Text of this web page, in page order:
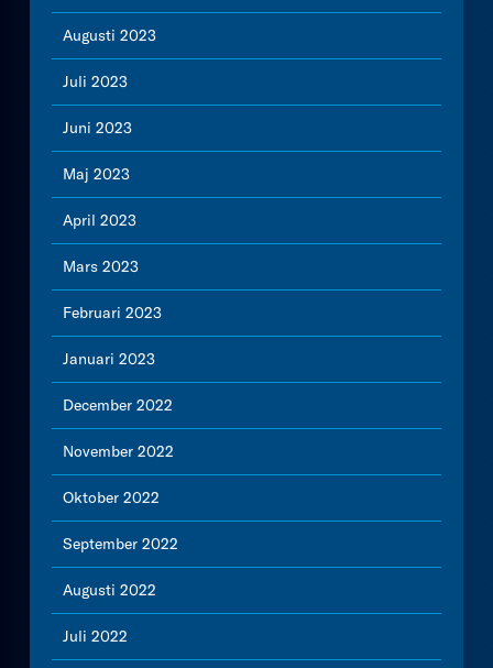
Augusti 2023
Juli 2023
Juni 2023
Maj 2023
April 2023
Mars 2023
Februari 2023
Januari 2023
December 2022
November 2022
Oktober 2022
September 2022
Augusti 2022
Juli 2022